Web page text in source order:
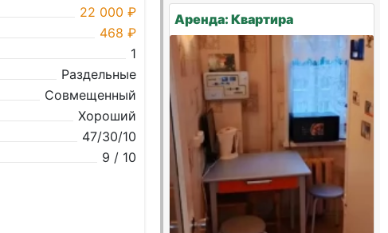
22 000 ₽
468 ₽
1
Раздельные
Совмещенный
Хороший
47/30/10
9 / 10
Аренда: Квартира